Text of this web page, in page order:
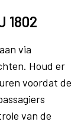
1802
via
Houd er
voordat de
van de